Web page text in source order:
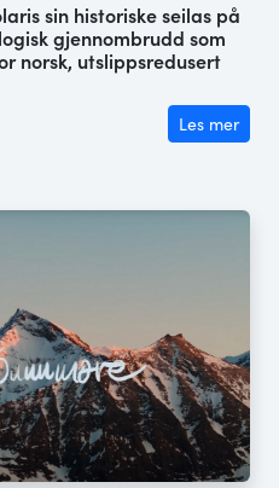
sin historiske seilas på
gjennombrudd som
norsk, utslippsredusert
Les mer